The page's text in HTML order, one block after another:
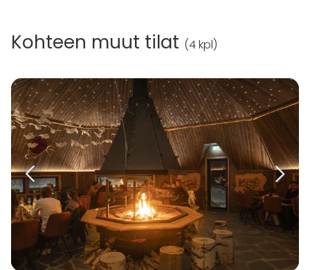
Kohteen muut tilat (4 kpl)